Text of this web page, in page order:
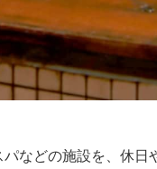
などの施設を、休日